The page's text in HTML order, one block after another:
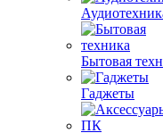
Бытовая
Гаджеты